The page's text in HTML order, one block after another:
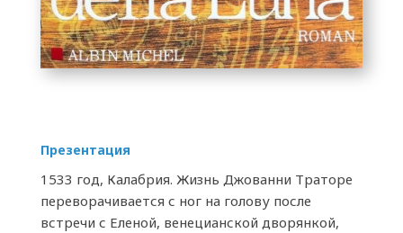
Презентация
1533 год, Калабрия. Жизнь Джованни Траторе
переворачивается с ног на голову после
встречи с Еленой, венецианской дворянкой,